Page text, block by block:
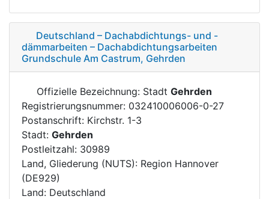
Deutschland – Dachabdichtungs- und -
dämmarbeiten – Dachabdichtungsarbeiten
Grundschule Am Castrum, Gehrden
Offizielle Bezeichnung: Stadt Gehrden
Registrierungsnummer: 032410006006-0-27
Postanschrift: Kirchstr. 1-3
Stadt: Gehrden
Postleitzahl: 30989
Land, Gliederung (NUTS): Region Hannover
(DE929)
Land: Deutschland